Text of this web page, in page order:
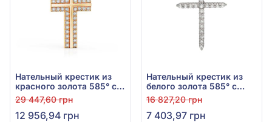
Нательный крестик из
красного золота 585° с
чёрным фианитом, арт.
260032
29 447,60 грн
12 956,94 грн
Нательный крестик из
белого золота 585° с
фианитом, арт. 260031В
16 827,20 грн
7 403,97 грн